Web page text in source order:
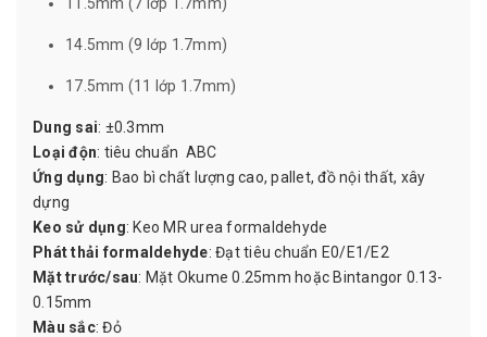
14.5mm (9 lớp 1.7mm)
17.5mm (11 lớp 1.7mm)
Dung sai: ±0.3mm
Loại độn: tiêu chuẩn ABC
Ứng dụng: Bao bì chất lượng cao, pallet, đồ nội thất, xây
dựng
Keo sử dụng: Keo MR urea formaldehyde
Phát thải formaldehyde: Đạt tiêu chuẩn E0/E1/E2
Mặt trước/sau: Mặt Okume 0.25mm hoặc Bintangor 0.13-
0.15mm
Màu sắc: Đỏ